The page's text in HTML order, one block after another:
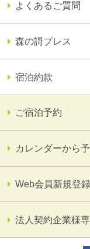
よくあるご質問
森の謌プレス
宿泊約款
ご宿泊予約
カレンダーから
Web会員新規登録
法人契約企業様